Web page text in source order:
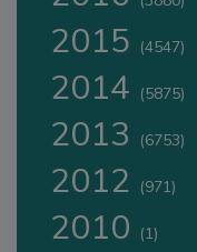
2015 (4547)
2014 (5875)
2013 (6753)
2012 (971)
2010 (1)